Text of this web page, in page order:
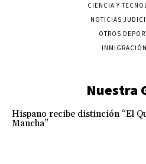
CIENCIA Y
NOTICIAS
OTROS
INMIGRACIÓN
Nuestra
Hispano recibe distinción “El
Mancha”